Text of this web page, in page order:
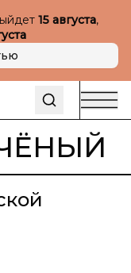
15 августа,